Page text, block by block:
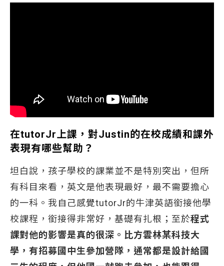
在tutorJr上課，對Justin的在校成績和課外
表現有哪些幫助？
坦白說，孩子學校的課業並不是特別突出，但所
有科目來看，英文是他表現最好，最不需要擔心
的一科。我自己感覺tutorJr的牛津英語銜接他學
校課程，銜接得非常好，基礎有扎根；至於程式
課對他的影響是真的很深。比方雲林某科技大
學，有招募國中生參加營隊，通常都是設計給國